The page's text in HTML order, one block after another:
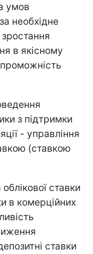
умов
необхідне
в якісному
з підтримки
- управління
(ставкою
ставки
в комерційних
ставки